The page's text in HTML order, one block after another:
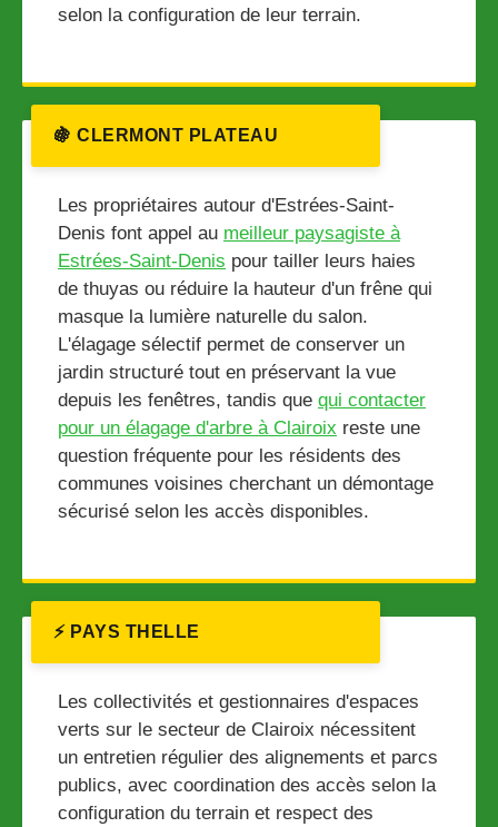
selon la configuration de leur terrain.
🍇 CLERMONT PLATEAU
Les propriétaires autour d'Estrées-Saint-
Denis font appel au meilleur paysagiste à
Estrées-Saint-Denis pour tailler leurs haies
de thuyas ou réduire la hauteur d'un frêne qui
masque la lumière naturelle du salon.
L'élagage sélectif permet de conserver un
jardin structuré tout en préservant la vue
depuis les fenêtres, tandis que qui contacter
pour un élagage d'arbre à Clairoix reste une
question fréquente pour les résidents des
communes voisines cherchant un démontage
sécurisé selon les accès disponibles.
⚡ PAYS THELLE
Les collectivités et gestionnaires d'espaces
verts sur le secteur de Clairoix nécessitent
un entretien régulier des alignements et parcs
publics, avec coordination des accès selon la
configuration du terrain et respect des